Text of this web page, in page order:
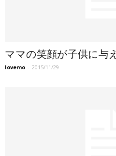
ママの笑顔が子供に与
lovemo - 2015/11/29